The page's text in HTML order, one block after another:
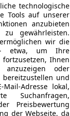
technologische
Tools auf unserer
anzubieten
zu gewährleisten.
wir die
- etwa, um Ihre
Ihnen
oder
und
Adresse lokal,
Preisbewertung
der Webseite, da